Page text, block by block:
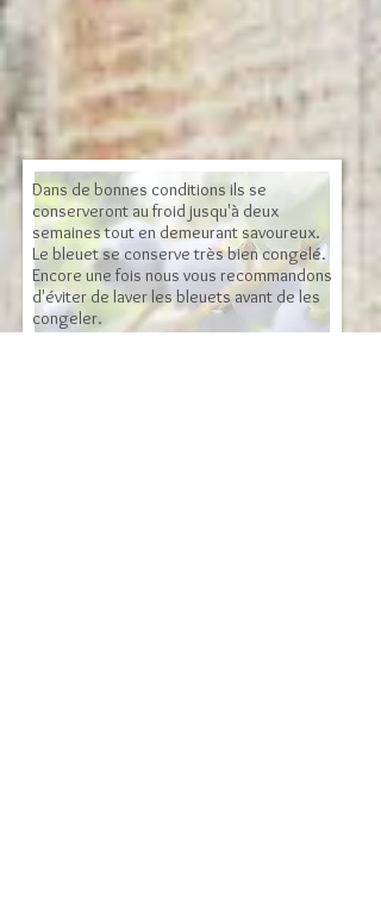
Dans de bonnes conditions ils se
conserveront au froid jusqu'à deux
semaines tout en demeurant savoureux.
Le bleuet se conserve très bien congelé.
Encore une fois nous vous recommandons
d'éviter de laver les bleuets avant de les
congeler.
Selon des recherches, le bleuet serait un